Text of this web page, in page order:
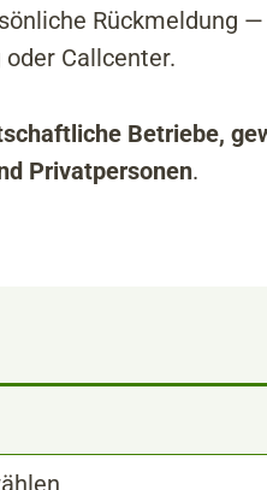
Rückmeldung
Callcenter.
Betriebe,
Privatpersonen.